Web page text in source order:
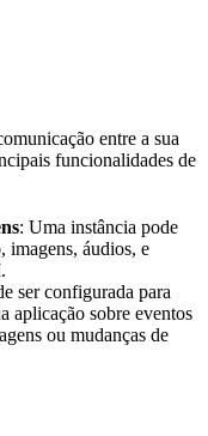
entre a sua
funcionalidades de
: Uma instância pode
imagens, áudios, e
ser configurada para
aplicação sobre eventos
ou mudanças de